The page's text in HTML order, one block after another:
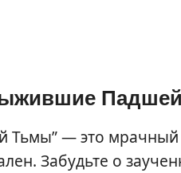
— это мрачный
Забудьте о